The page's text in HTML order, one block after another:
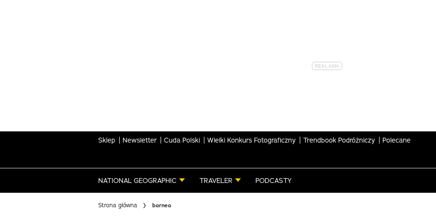
Sklep Newsletter Cuda Polski Wielki Konkurs Fotograficzny Trendbook Podróżniczy Polecane
NATIONAL GEOGRAPHIC TRAVELER PODCASTY
Strona główna borneo